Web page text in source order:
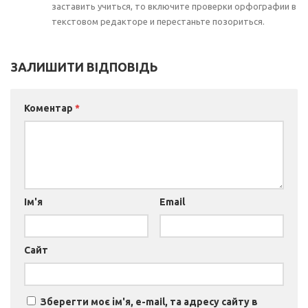
заставить учиться, то включите проверки орфографии в
текстовом редакторе и перестаньте позориться.
ЗАЛИШИТИ ВІДПОВІДЬ
Коментар *
Ім'я Email
Сайт
Зберегти моє ім'я, e-mail, та адресу сайту в